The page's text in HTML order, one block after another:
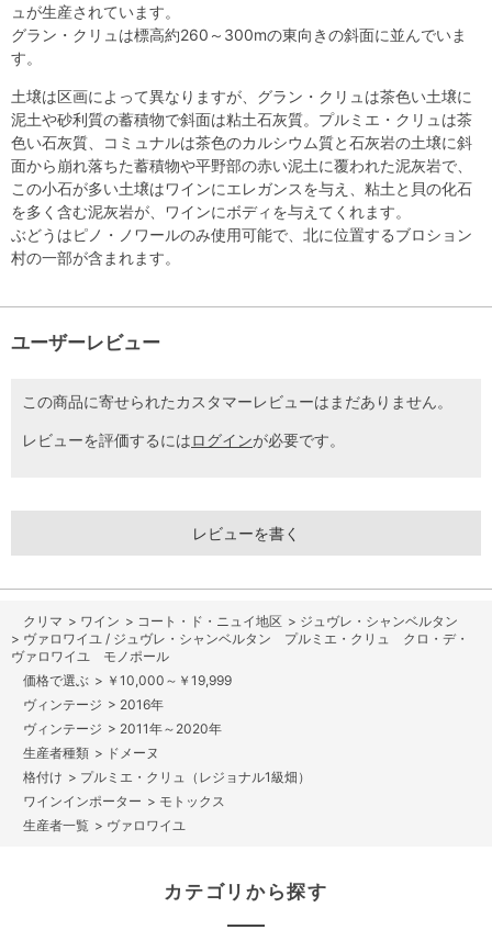
ュが生産されています。
グラン・クリュは標高約260～300mの東向きの斜面に並んでいま
す。
土壌は区画によって異なりますが、グラン・クリュは茶色い土壌に
泥土や砂利質の蓄積物で斜面は粘土石灰質。プルミエ・クリュは茶
色い石灰質、コミュナルは茶色のカルシウム質と石灰岩の土壌に斜
面から崩れ落ちた蓄積物や平野部の赤い泥土に覆われた泥灰岩で、
この小石が多い土壌はワインにエレガンスを与え、粘土と貝の化石
を多く含む泥灰岩が、ワインにボディを与えてくれます。
ぶどうはピノ・ノワールのみ使用可能で、北に位置するブロション
村の一部が含まれます。
ユーザーレビュー
この商品に寄せられたカスタマーレビューはまだありません。
レビューを評価するにはログインが必要です。
レビューを書く
> ワイン > コート・ド・ニュイ地区 > ジュヴレ・シャンベルタン
> ヴァロワイユ / ジュヴレ・シャンベルタン プルミエ・クリュ クロ・デ・
ヴァロワイユ モノポール
> ￥10,000～￥19,999
> 2016年
> 2011年～2020年
> ドメーヌ
> プルミエ・クリュ（レジョナル1級畑）
> モトックス
> ヴァロワイユ
カテゴリから探す